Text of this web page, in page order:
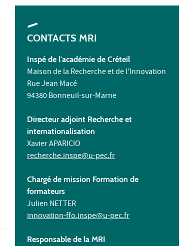
CONTACTS MRI
Inspé de l'académie de Créteil
Maison de la Recherche et de l'Innovation
Rue Jean Macé
94380 Bonneuil-sur-Marne
Directeur adjoint Recherche et
internationalisation
Xavier APARICIO
recherche.inspe@u-pec.fr
Chargé de mission Formation de
formateurs
Julien NETTER
innovation-ffo.inspe@u-pec.fr
Responsable de la MRI